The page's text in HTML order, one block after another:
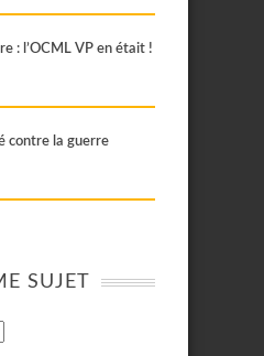
: l’OCML VP en était !
contre la guerre
SUJET